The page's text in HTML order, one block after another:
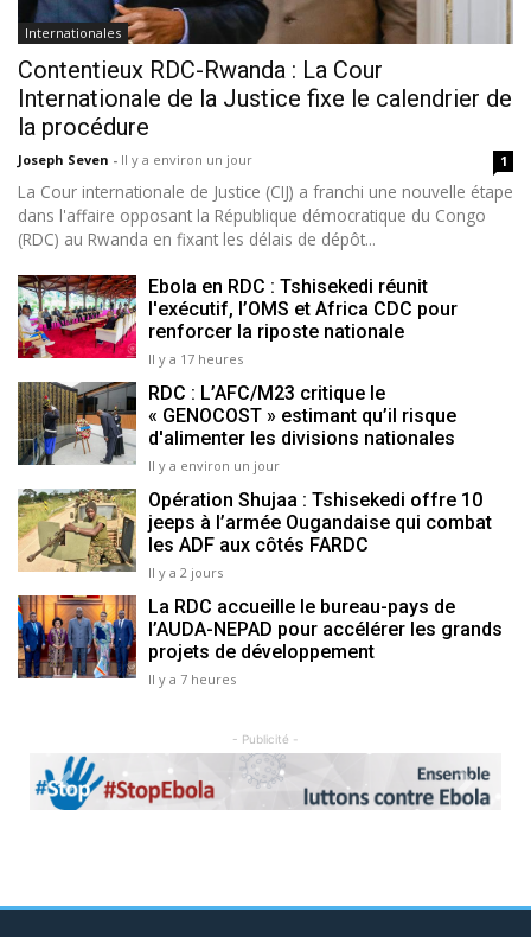
Internationales
Contentieux RDC-Rwanda : La Cour
Internationale de la Justice fixe le calendrier de
la procédure
Joseph Seven - Il y a environ un jour 1
La Cour internationale de Justice (CIJ) a franchi une nouvelle étape
dans l'affaire opposant la République démocratique du Congo
(RDC) au Rwanda en fixant les délais de dépôt...
Ebola en RDC : Tshisekedi réunit
l'exécutif, l’OMS et Africa CDC pour
renforcer la riposte nationale
Il y a 17 heures
RDC : L’AFC/M23 critique le
« GENOCOST » estimant qu’il risque
d'alimenter les divisions nationales
Il y a environ un jour
Opération Shujaa : Tshisekedi offre 10
jeeps à l’armée Ougandaise qui combat
les ADF aux côtés FARDC
Il y a 2 jours
La RDC accueille le bureau-pays de
l’AUDA-NEPAD pour accélérer les grands
projets de développement
Il y a 7 heures
- Publicité -
Previous Next